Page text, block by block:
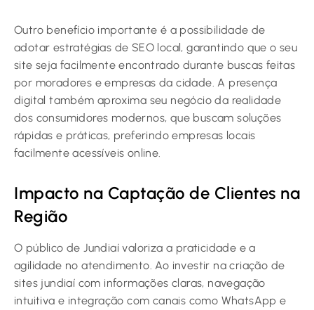
Outro benefício importante é a possibilidade de
adotar estratégias de SEO local, garantindo que o seu
site seja facilmente encontrado durante buscas feitas
por moradores e empresas da cidade. A presença
digital também aproxima seu negócio da realidade
dos consumidores modernos, que buscam soluções
rápidas e práticas, preferindo empresas locais
facilmente acessíveis online.
Impacto na Captação de Clientes na
Região
O público de Jundiaí valoriza a praticidade e a
agilidade no atendimento. Ao investir na criação de
sites jundiaí com informações claras, navegação
intuitiva e integração com canais como WhatsApp e